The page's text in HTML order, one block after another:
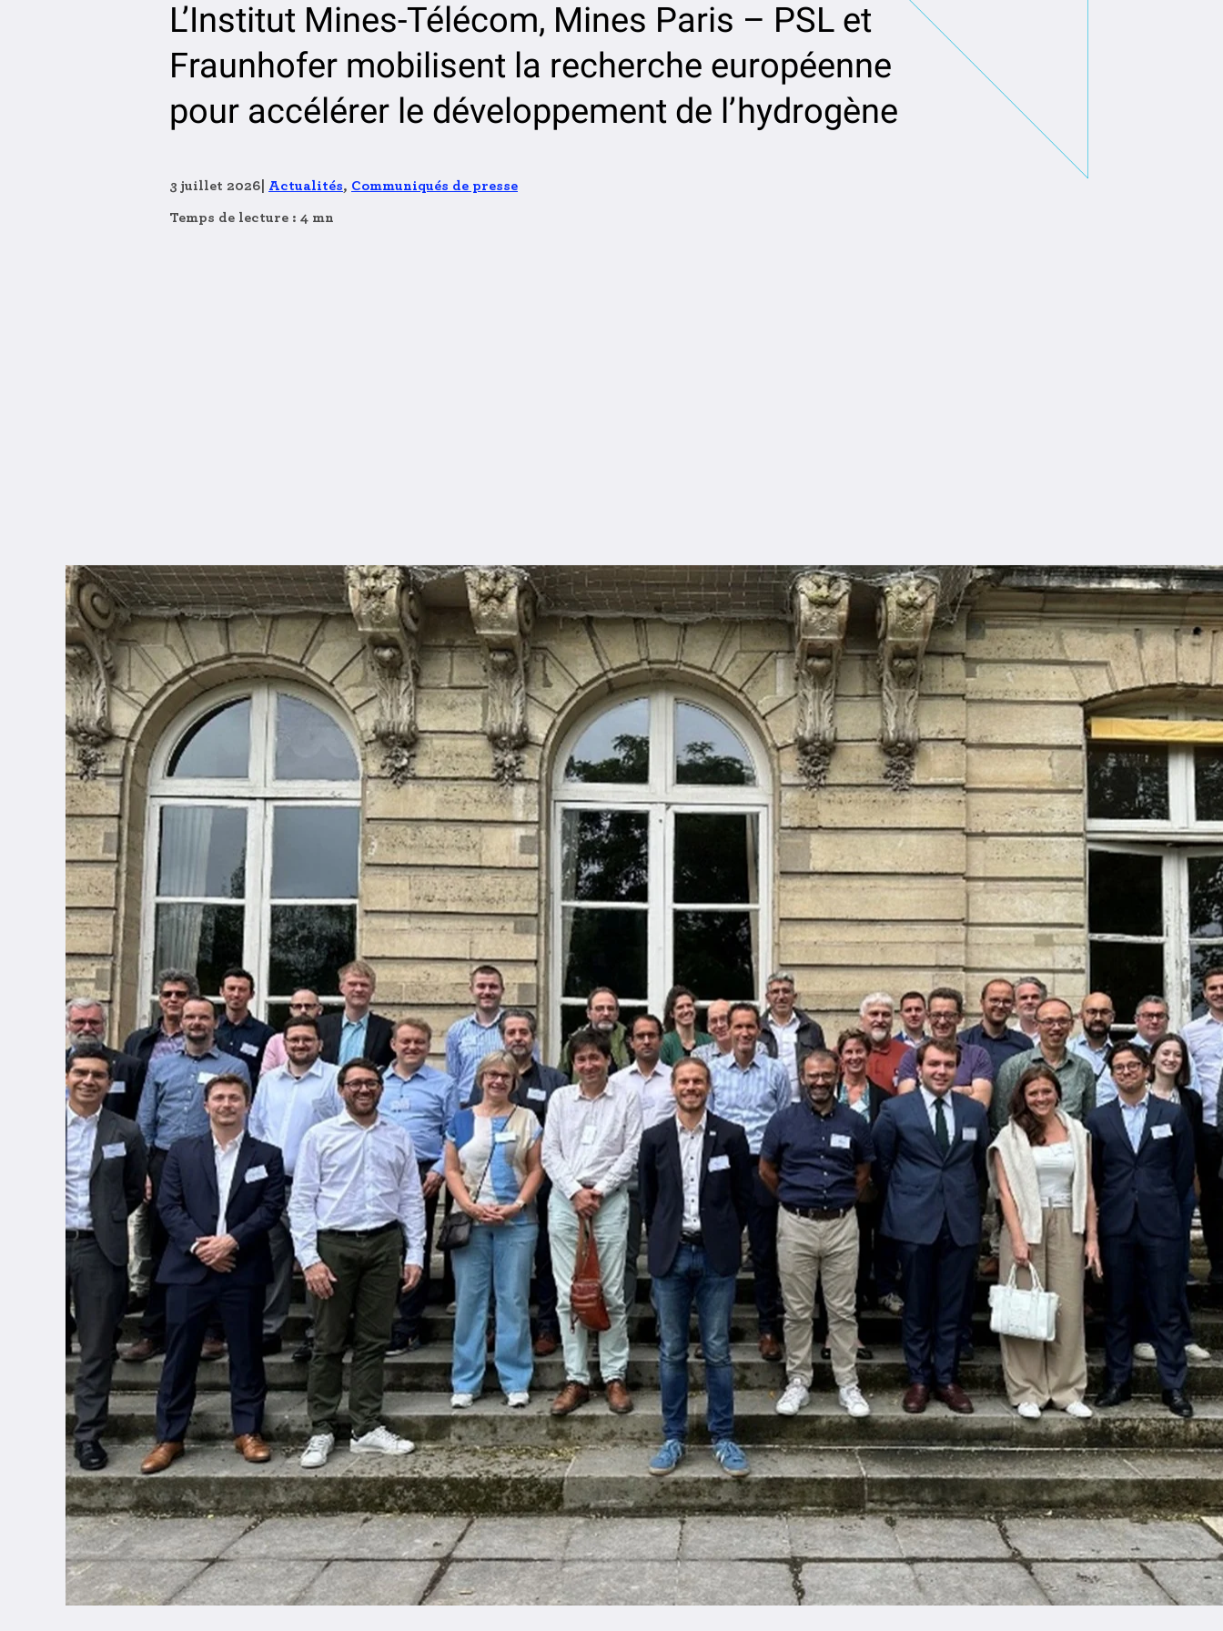
L’Institut Mines-Télécom, Mines Paris – PSL et
Fraunhofer mobilisent la recherche européenne
pour accélérer le développement de l’hydrogène
3 juillet 2026 Actualités, Communiqués de presse
Temps de lecture : 4 mn